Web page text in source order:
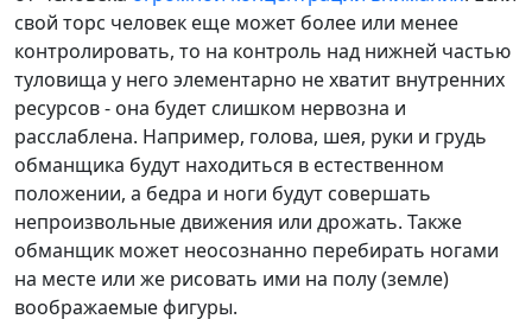
свой торс человек еще может более или менее
контролировать, то на контроль над нижней частью
туловища у него элементарно не хватит внутренних
ресурсов - она будет слишком нервозна и
расслаблена. Например, голова, шея, руки и грудь
обманщика будут находиться в естественном
положении, а бедра и ноги будут совершать
непроизвольные движения или дрожать. Также
обманщик может неосознанно перебирать ногами
на месте или же рисовать ими на полу (земле)
воображаемые фигуры.